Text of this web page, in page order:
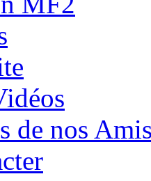
de nos